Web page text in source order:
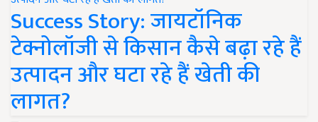
Success Story: जायटॉनिक
टेक्नोलॉजी से किसान कैसे बढ़ा रहे हैं
उत्पादन और घटा रहे हैं खेती की
लागत?